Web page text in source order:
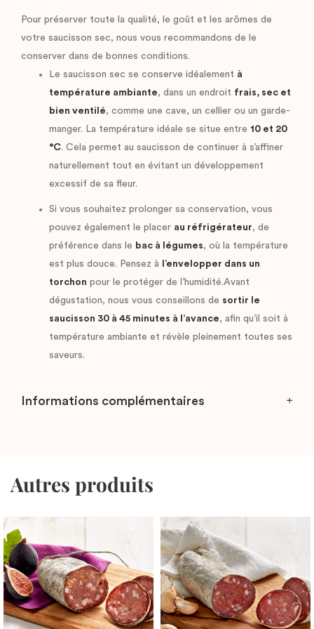
Pour préserver toute la qualité, le goût et les arômes de
votre saucisson sec, nous vous recommandons de le
conserver dans de bonnes conditions.
Le saucisson sec se conserve idéalement à
température ambiante, dans un endroit frais, sec et
bien ventilé, comme une cave, un cellier ou un garde-
manger. La température idéale se situe entre 10 et 20
°C. Cela permet au saucisson de continuer à s’affiner
naturellement tout en évitant un développement
excessif de sa fleur.
Si vous souhaitez prolonger sa conservation, vous
pouvez également le placer au réfrigérateur, de
préférence dans le bac à légumes, où la température
est plus douce. Pensez à
l’envelopper dans un
torchon pour le protéger de l’humidité.Avant
dégustation, nous vous conseillons de sortir le
saucisson 30 à 45 minutes à l’avance, afin qu’il soit à
température ambiante et révèle pleinement toutes ses
saveurs.
Informations complémentaires
Autres produits